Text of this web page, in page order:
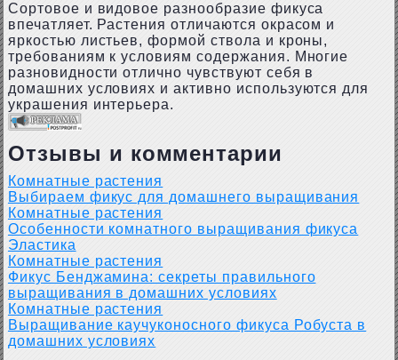
Сортовое и видовое разнообразие фикуса
впечатляет. Растения отличаются окрасом и
яркостью листьев, формой ствола и кроны,
требованиям к условиям содержания. Многие
разновидности отлично чувствуют себя в
домашних условиях и активно используются для
украшения интерьера.
Отзывы и комментарии
Комнатные растения
Выбираем фикус для домашнего выращивания
Комнатные растения
Особенности комнатного выращивания фикуса
Эластика
Комнатные растения
Фикус Бенджамина: секреты правильного
выращивания в домашних условиях
Комнатные растения
Выращивание каучуконосного фикуса Робуста в
домашних условиях